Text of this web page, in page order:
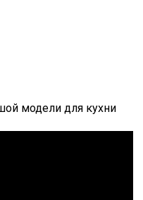
модели для кухни